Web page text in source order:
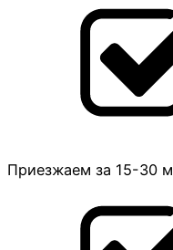
Приезжаем за 15-30